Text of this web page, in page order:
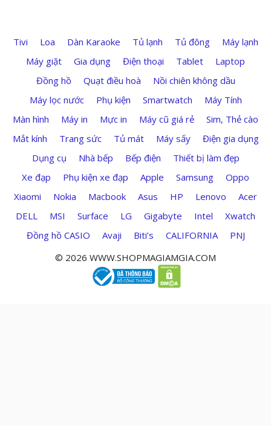
Tivi Loa Dàn Karaoke Tủ lạnh Tủ đông
Máy lạnh
Máy giặt
Gia dụng Điện thoại Tablet
Laptop
Đồng hồ
Quạt điều hoà
Nồi chiên không dầu
Máy lọc nước
Phụ kiện Smartwatch
Máy Tính
Màn hình
Máy in Mực in Máy cũ giá rẻ
Sim, Thẻ cào
Mắt kính
Trang sức Tủ mát Máy sấy
Điện gia dụng
Dụng cụ
Nhà bếp Bếp điện
Thiết bị làm đẹp
Xe đạp
Phụ kiện xe đạp Apple Samsung
Oppo
Xiaomi
Nokia Macbook Asus HP Lenovo
Acer
DELL
MSI Surface LG Gigabyte Intel
Xwatch
Đồng hồ CASIO
Avaji Biti’s CALIFORNIA
PNJ
© 2026 WWW.SHOPMAGIAMGIA.COM